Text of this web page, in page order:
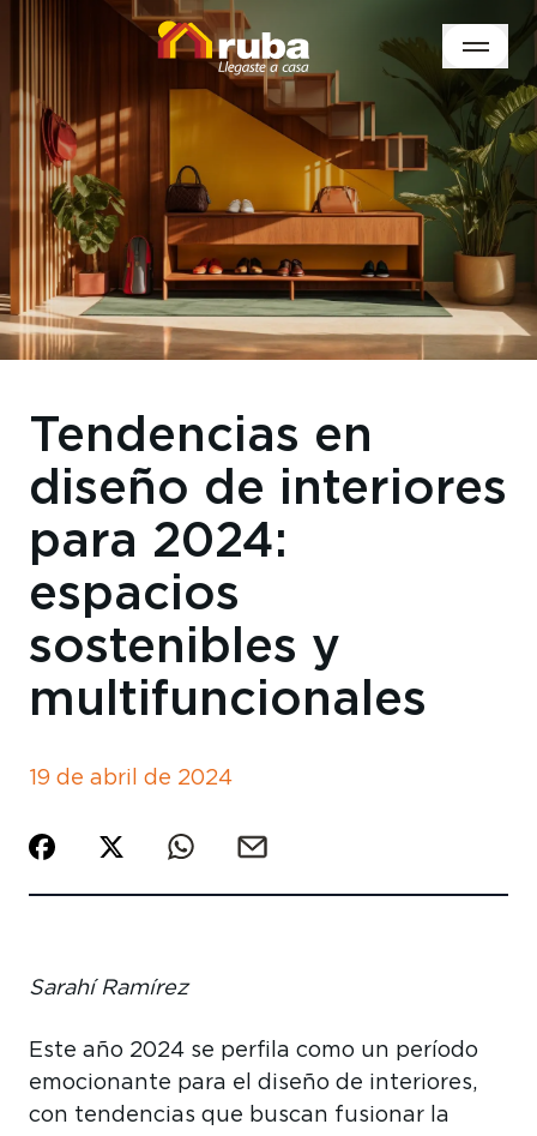
Tendencias en
diseño de interiores
para 2024:
espacios
sostenibles y
multifuncionales
19 de abril de 2024
Sarahí Ramírez
Este año 2024 se perfila como un período
emocionante para el diseño de interiores,
con tendencias que buscan fusionar la